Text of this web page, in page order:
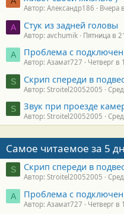
Автор: Александр186 Вчера
A Стук из задней головы
Автор: avchumik Пятница в
А Проблема с
Автор: Азамат727 Четверг в
S Скрип спереди в
Автор: Stroitel20052005
S Звук при проезде
Автор: Stroitel20052005
Самое читаемое за 5
S Скрип спереди в
Автор: Stroitel20052005
А Проблема с
Автор: Азамат727 Четверг в